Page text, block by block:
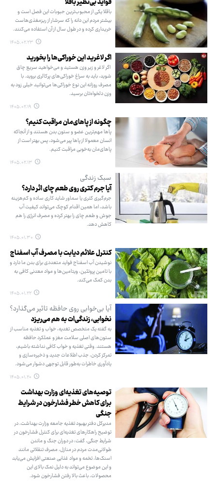
باقلا یکی از محبوب‌ترین حبوبات این فصل است و
بیشتر مردم این دانه را که سرشار از ریزمغذی‌هاست
خریداری کرده و در طول سال از آن استفاده می‌کنند.
۱۴۰۵.۰۲.۲۳
اگر لاغرید این خوراکی‌ها را بخورید
اگر لاغر و زیر وزن هستید و می‌خواهید سریع چاق
شوید، باید به سراغ خوراکی‌های پرکالری بروید. با
مصرف روزانه این نوع خوراکی‌ها می‌توانید خیلی زود به
وزن دلخواه‌تان برسید.
۱۴۰۵.۰۲.۱۹
چگونه از پاهای‌مان مراقبت کنیم؟
پاها مهم‌ترین عضو و ستون بدن هستند و از آنجاکه
انسان معمولا از پاها پیر می‌شود، پس بهتر است از
پاهای‌مان به‌خوبی مراقبت کنیم.
۱۴۰۵.۰۲.۱۳
سبک زندگی
آیا جرم کتری روی طعم چای اثر دارد؟
جرم‌گیری کتری یا سماور شاید کاری ساده و کم‌هزینه
باشد، اما همین اقدام کوچک می‌تواند کیفیت آب
جوش و طعم چای را بهتر کرده و مصرف انرژی را هم
کاهش دهد.
۱۴۰۵.۰۱.۳۰
کنترل علائم دیابت با مصرف آب اسفناج
نوشیدن آب اسفناج فواید متعددی برای بدن ما دارد و
با تامین پروتئین، ویتامین‌ها و مواد معدنی کافی به
بدن کمک می‌کند.
۱۴۰۵.۰۱.۲۲
آیا بی‌خوابی روی حافظه تاثیر می‌گذارد؟
نخوابی، زندگی‌ات به هم می‌ریزد
به گفته یک متخصص تغدیه، خواب و تغذیه مناسب از
ستون‌های اصلی سلامت مغز و عملکرد حافظه
هستند. وقتی تغذیه و خواب کافی نداشته باشیم،
تمرکز کردن، جذب اطلاعات جدید و ذخیره‌سازی و
یادآوری خاطرات به‌طور قابل توجهی دشوار می‌شود.
۱۴۰۵.۰۱.۲۰
توصیه‌های تغذیه‌ای وزارت بهداشت
برای کاهش خطر فشارخون در شرایط
جنگی
مدیرکل دفتر بهبود تغذیه جامعه وزارت بهداشت، در
توضیح راهکارهای تغذیه‌ای برای کنترل فشارخون در
شرایط جنگی، گفت: در دوران جنگ و ماندن
طولانی‌مدت مردم در منازل، مصرف تنقلاتی مانند
اسنک‌ها، تخمه و مواد غذایی صنعتی افزایش می‌یابد
و این موضوع می‌تواند به دلیل نمک بالای این
محصولات، باعث بالا رفتن فشارخون شود.